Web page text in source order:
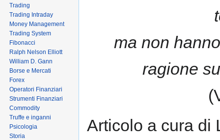
ma non
ragione
Articolo a cura di
Trading
Trading Intraday
Money Management
Trading System
Fibonacci
Ralph Nelson Elliott
William D. Gann
Borse e Mercati
Forex
Operatori Finanziari
Strumenti Finanziari
Commodity
Truffe e inganni
Psicologia
Storia